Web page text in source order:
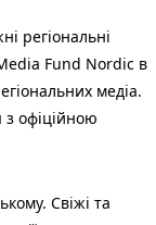
регіональні
Fund Nordic в
медіа.
з офіційною
Свіжі та